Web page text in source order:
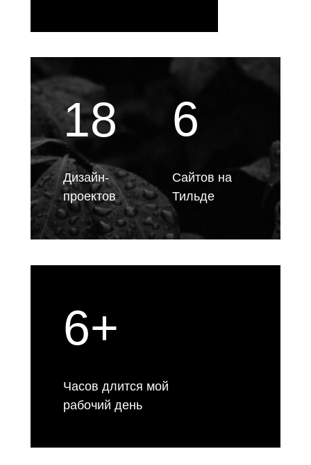
18
Дизайн-
проектов
6
Сайтов на
Тильде
6+
Часов длится мой
рабочий день